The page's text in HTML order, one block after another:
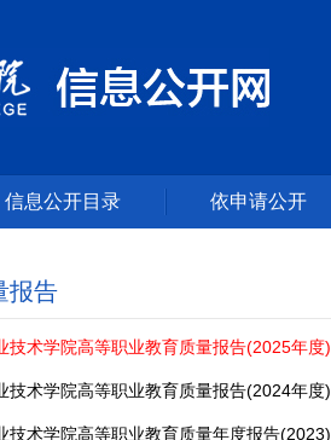
信息公开目录 依申请公开
报告
技术学院高等职业教育质量报告(2025年度)
技术学院高等职业教育质量报告(2024年度)
技术学院高等职业教育质量年度报告(2023)